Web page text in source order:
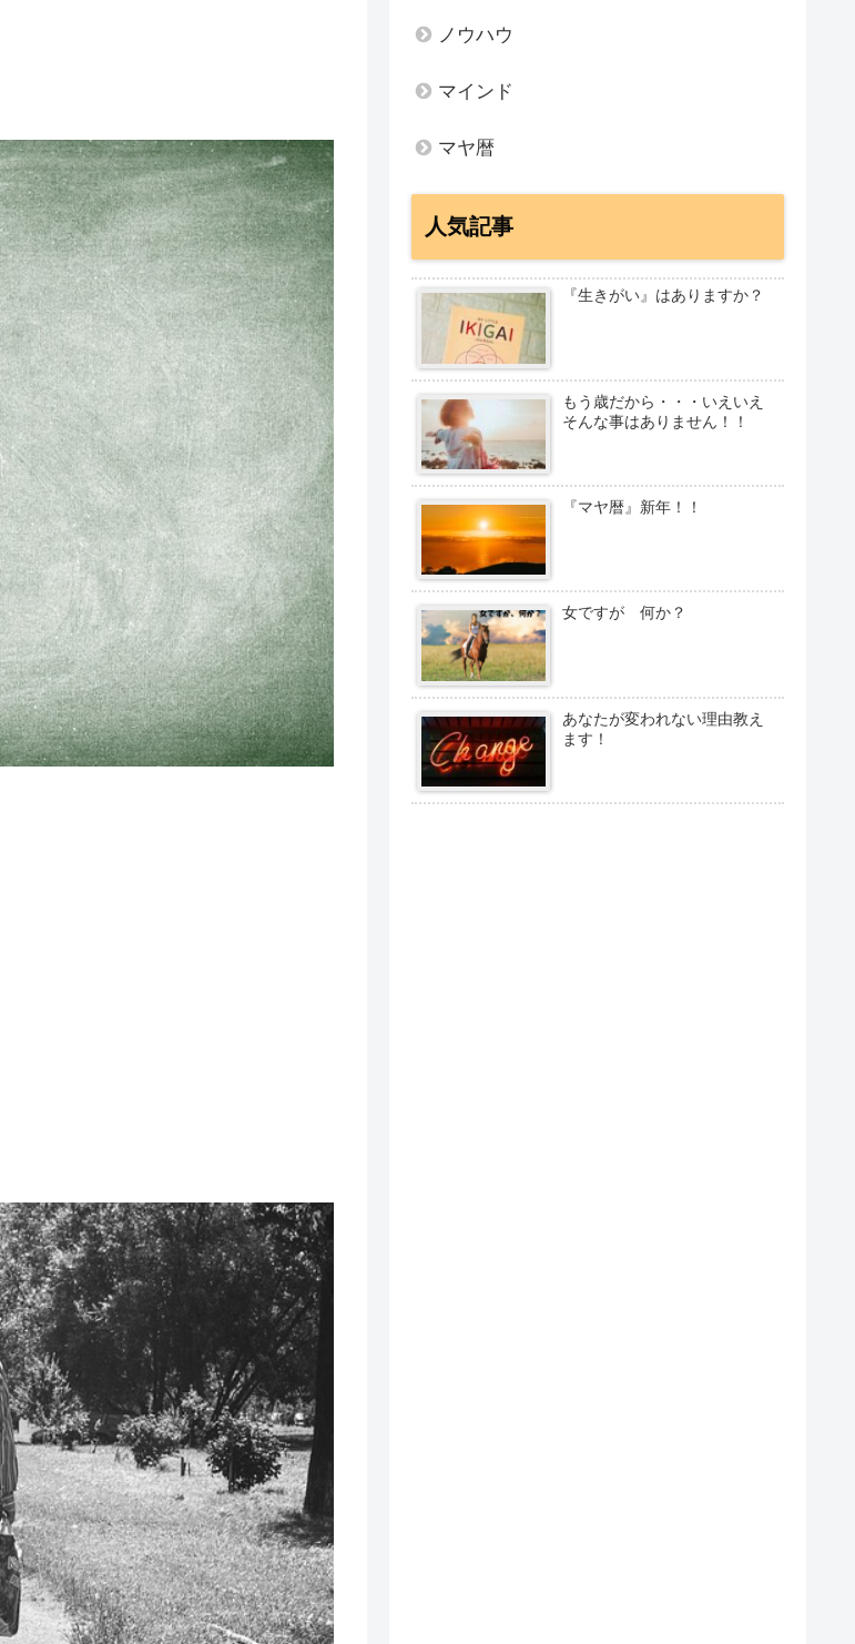
ノウハウ
マインド
マヤ暦
人気記事
『生きがい』はありますか？
もう歳だから・・・いえいえ
そんな事はありません！！
『マヤ暦』新年！！
女ですが 何か？
あなたが変われない理由教え
ます！